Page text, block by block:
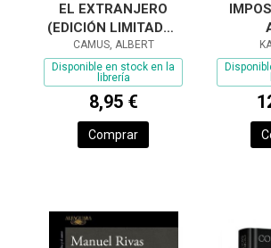
EL EXTRANJERO
(EDICIÓN LIMITADA ·
VERANO)
CAMUS, ALBERT
Disponible en stock en la
librería
8,95 €
Comprar